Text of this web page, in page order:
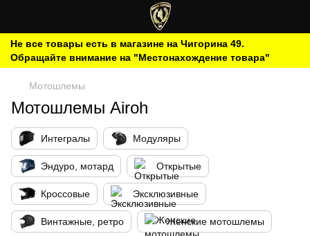
Не все товары есть в магазине на Чигорина 49.
Обращайте внимание на "Местонахождение товара"
Мотошлемы
Мотошлемы Airoh
Интегралы Модуляры
Эндуро, мотард Открытые
Кроссовые Эксклюзивные
Винтажные, ретро Женские мотошлемы